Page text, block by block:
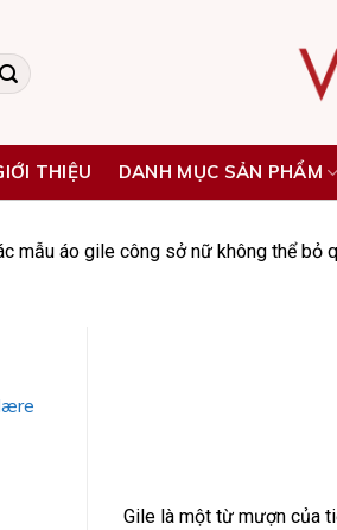
THIỆU DANH MỤC SẢN PHẨM
mẫu áo gile công sở nữ không thể bỏ
Gile là một từ mượn của